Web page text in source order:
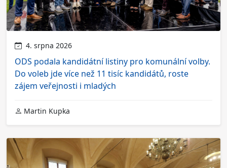
4. srpna 2026
ODS podala kandidátní listiny pro komunální volby.
Do voleb jde více než 11 tisíc kandidátů, roste
zájem veřejnosti i mladých
Martin Kupka